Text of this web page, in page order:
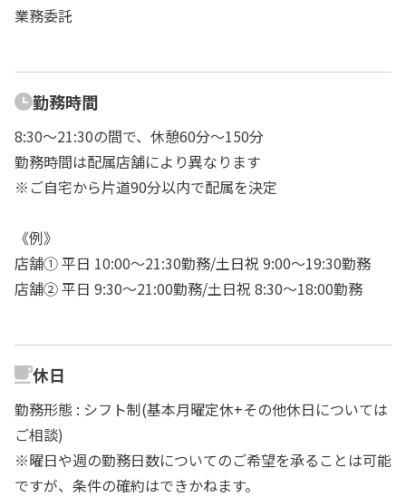
業務委託
勤務時間
8:30～21:30の間で、休憩60分～150分
勤務時間は配属店舗により異なります
※ご自宅から片道90分以内で配属を決定
《例》
店舗① 平日 10:00〜21:30勤務/土日祝 9:00～19:30勤務
店舗② 平日 9:30〜21:00勤務/土日祝 8:30～18:00勤務
休日
勤務形態 : シフト制(基本月曜定休+その他休日については
ご相談)
※曜日や週の勤務日数についてのご希望を承ることは可能
ですが、条件の確約はできかねます。